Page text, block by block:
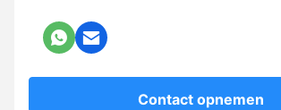
Contact opnemen